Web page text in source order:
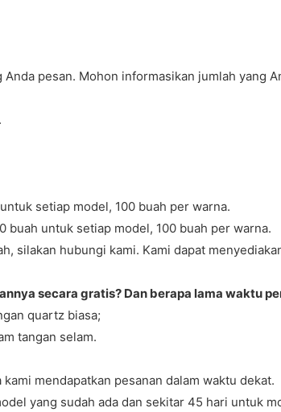
pesan. Mohon informasikan jumlah yang
setiap model, 100 buah per warna.
buah untuk setiap model, 100 buah per warna.
silakan hubungi kami. Kami dapat
secara gratis? Dan berapa lama waktu
quartz biasa;
tangan selam.
mendapatkan pesanan dalam waktu dekat.
yang sudah ada dan sekitar 45 hari untuk